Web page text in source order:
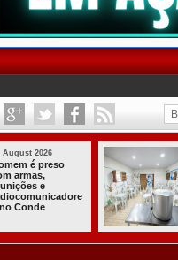
03 August 2026
Secretaria de
Agricultura de
Itabaiana recebeu
da Sedap-PB cerca
de 30 mil alevinos